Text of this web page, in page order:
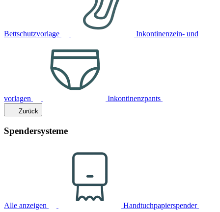
Bettschutzvorlage Inkontinenzein- und
vorlagen Inkontinenzpants
Zurück
Spendersysteme
Alle anzeigen Handtuchpapierspender